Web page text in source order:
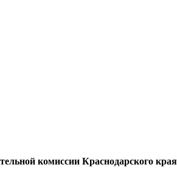
комиссии Краснодарского